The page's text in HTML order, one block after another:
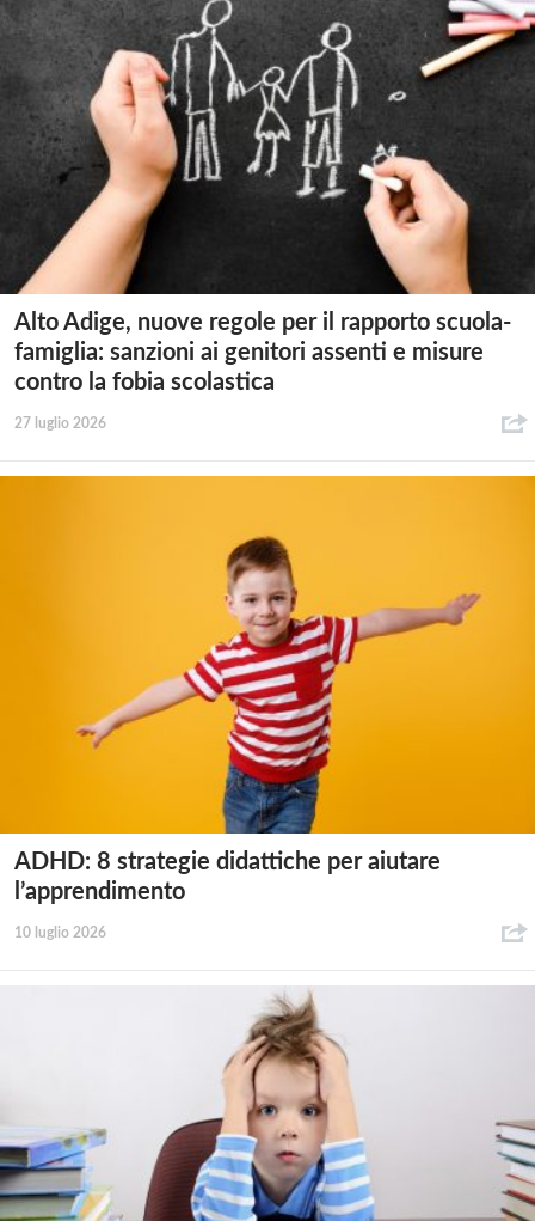
Alto Adige, nuove regole per il rapporto scuola-
famiglia: sanzioni ai genitori assenti e misure
contro la fobia scolastica
27 luglio 2026
ADHD: 8 strategie didattiche per aiutare
l’apprendimento
10 luglio 2026